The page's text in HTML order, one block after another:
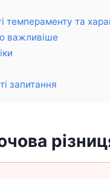
темпераменту та
важливіше
запитання